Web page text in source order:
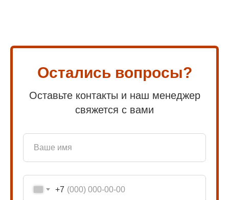
Остались вопросы?
Оставьте контакты и наш менеджер
свяжется с вами
+7